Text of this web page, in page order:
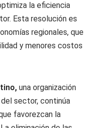
la eficiencia
Esta resolución es
regionales, que
y menores costos
una organización
sector, continúa
favorezcan la